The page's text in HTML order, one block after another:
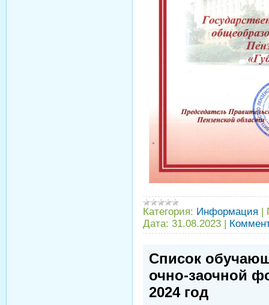
Категория: Информация |
Дата: 31.08.2023 |
Список
очно-заочной
2024 год